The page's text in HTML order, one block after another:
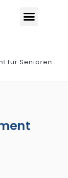
für Senioren